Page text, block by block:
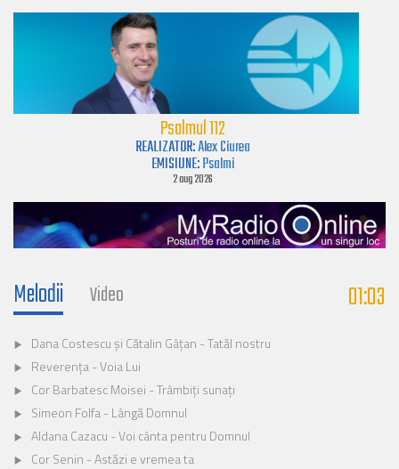
Psalmul 112
REALIZATOR:Alex Ciurea
EMISIUNE:Psalmi
2 aug 2026
Melodii Video 01:03
Dana Costescu și Cătalin Gâțan - Tatăl nostru
Reverența - Voia Lui
Cor Barbatesc Moisei - Trâmbiți sunați
Simeon Folfa - Lângă Domnul
Aldana Cazacu - Voi cânta pentru Domnul
Cor Senin - Astăzi e vremea ta